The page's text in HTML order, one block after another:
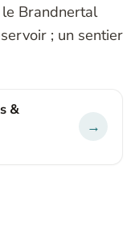
Brandnertal
; un sentier
&
→